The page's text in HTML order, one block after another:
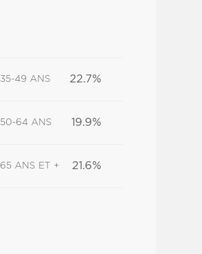
35-49 ANS 22.7%
50-64 ANS 19.9%
65 ANS ET + 21.6%